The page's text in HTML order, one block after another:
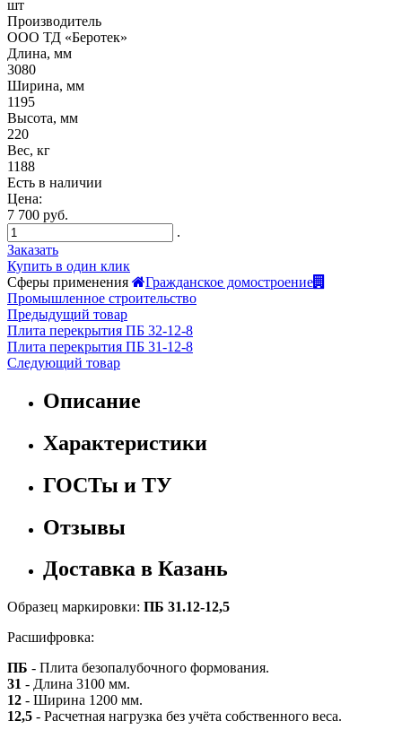
шт
Производитель
ООО ТД «Беротек»
Длина, мм
3080
Ширина, мм
1195
Высота, мм
220
Вес, кг
1188
Есть в наличии
Цена:
7 700 руб.
.
Заказать
Купить в один клик
Сферы применения
Гражданское домостроение
Промышленное строительство
Предыдущий товар
Плита перекрытия ПБ 32-12-8
Плита перекрытия ПБ 31-12-8
Следующий товар
Описание
Характеристики
ГОСТы и ТУ
Отзывы
Доставка в Казань
Образец маркировки: ПБ 31.12-12,5
Расшифровка:
ПБ - Плита безопалубочного формования.
31 - Длина 3100 мм.
12 - Ширина 1200 мм.
12,5 - Расчетная нагрузка без учёта собственного веса.